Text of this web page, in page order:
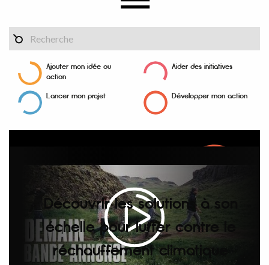
Ajouter mon idée ou
action
Aider des initiatives
Lancer mon projet Développer mon action
Découvrir les solutions à son
échelle pour lutter contre le
réchauffement climatique